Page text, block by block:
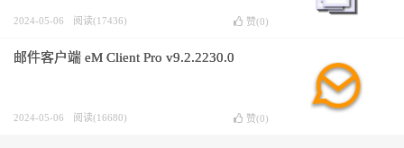
2024-05-06 阅读(17436) 赞(0)
邮件客户端 eM Client Pro v9.2.2230.0
2024-05-06 阅读(16680) 赞(0)